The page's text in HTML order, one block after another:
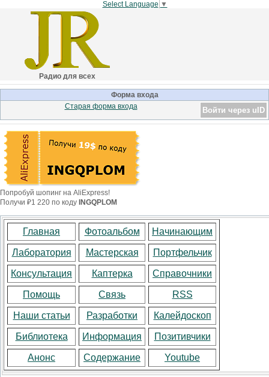
Select Language ▼
Радио для всех
Форма входа
Войти через uID
Старая форма входа
Попробуй шопинг на AliExpress!
Получи ₽1 220 по коду INGQPLOM
Главная Фотоальбом Начинающим
Лаборатория Мастерская Портфельчик
Консультация Каптерка Справочники
Помощь Связь RSS
Наши статьи Разработки Калейдоскоп
Библиотека Информация Позитивчики
Анонс Содержание Youtube